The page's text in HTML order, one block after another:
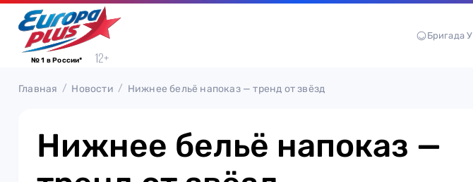
№ 1 в России*
Бригада У
Главная Новости Нижнее бельё напоказ — тренд от звёзд
Нижнее бельё напоказ —